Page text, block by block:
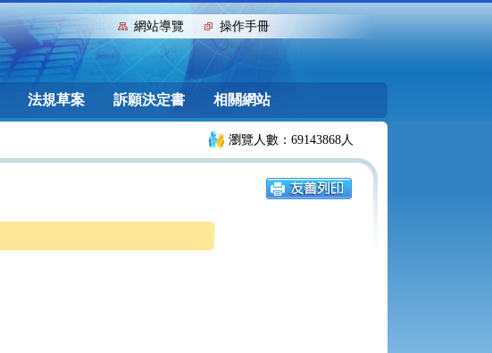
::: 網站導覽 操作手冊
法規草案 訴願決定書 相關網站
瀏覽人數：69143868人